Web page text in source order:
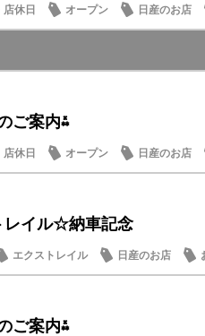
店休日 オープン 日産のお店
ご案内⁂
店休日 オープン 日産のお店
レイル☆納車記念
エクストレイル 日産のお店
ご案内⁂